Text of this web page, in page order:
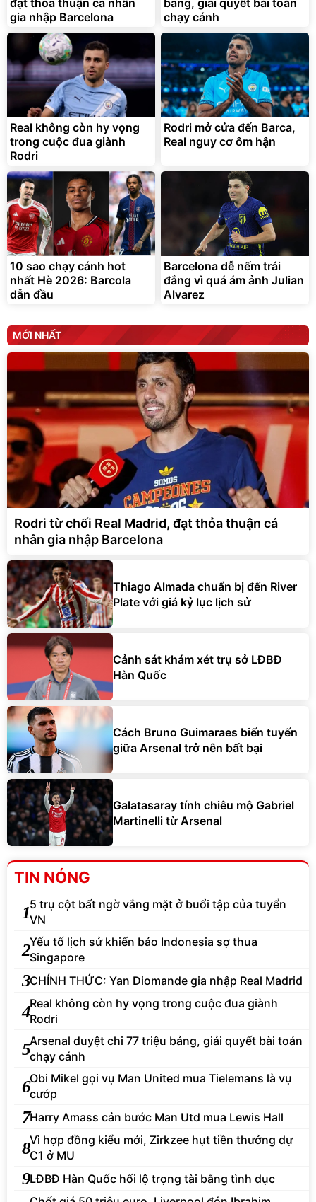
Đã bán nhiều
đạt thỏa thuận cá nhân
gia nhập Barcelona
bảng, giải quyết bài toán
chạy cánh
Real không còn hy vọng
trong cuộc đua giành
Rodri
Rodri mở cửa đến Barca,
Real nguy cơ ôm hận
10 sao chạy cánh hot
nhất Hè 2026: Barcola
dẫn đầu
Barcelona dễ nếm trái
đắng vì quá ám ảnh Julian
Alvarez
MỚI NHẤT
Rodri từ chối Real Madrid, đạt thỏa thuận cá
nhân gia nhập Barcelona
Thiago Almada chuẩn bị đến River
Plate với giá kỷ lục lịch sử
Cảnh sát khám xét trụ sở LĐBĐ
Hàn Quốc
Cách Bruno Guimaraes biến tuyến
giữa Arsenal trở nên bất bại
Galatasaray tính chiêu mộ Gabriel
Martinelli từ Arsenal
TIN NÓNG
15 trụ cột bất ngờ vắng mặt ở buổi tập của tuyển
VN
2Yếu tố lịch sử khiến báo Indonesia sợ thua
Singapore
3CHÍNH THỨC: Yan Diomande gia nhập Real Madrid
4Real không còn hy vọng trong cuộc đua giành
Rodri
5Arsenal duyệt chi 77 triệu bảng, giải quyết bài toán
chạy cánh
6Obi Mikel gọi vụ Man United mua Tielemans là vụ
cướp
7Harry Amass cản bước Man Utd mua Lewis Hall
8Vì hợp đồng kiểu mới, Zirkzee hụt tiền thưởng dự
C1 ở MU
9LĐBĐ Hàn Quốc hối lộ trọng tài bằng tình dục